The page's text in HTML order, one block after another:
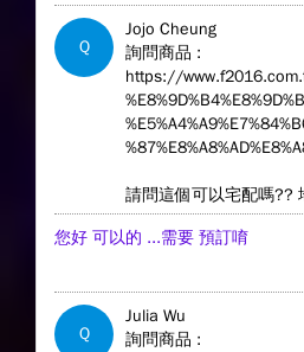
Q
Jojo Cheung
詢問商品 :
https://
請問這個可以宅配嗎??
您好 可以的 ...需要 預訂唷
Q
Julia Wu
詢問商品 :